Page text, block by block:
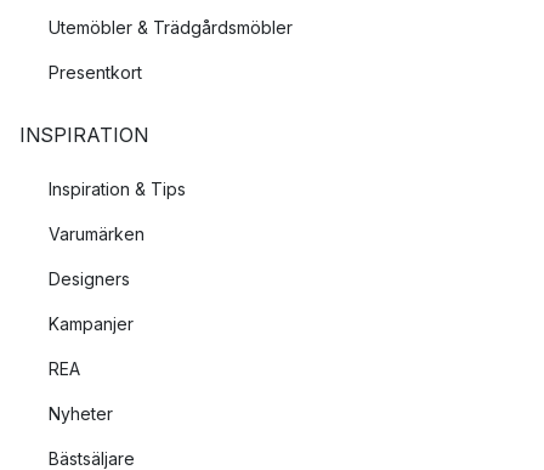
Utemöbler & Trädgårdsmöbler
Presentkort
INSPIRATION
Inspiration & Tips
Varumärken
Designers
Kampanjer
REA
Nyheter
Bästsäljare